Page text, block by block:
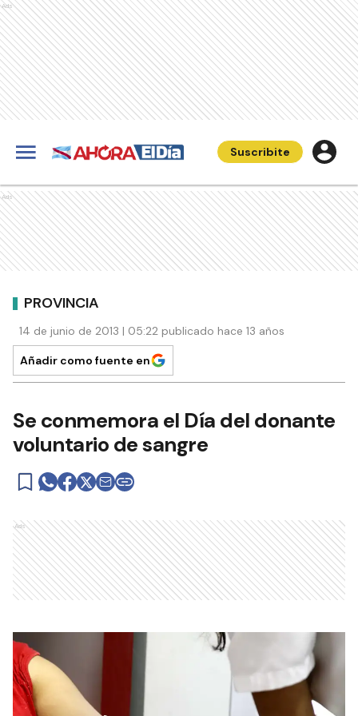
Ads
Suscribite
Ads
PROVINCIA
14 de junio de 2013 | 05:22 publicado hace 13 años
Añadir como fuente en
Se conmemora el Día del donante
voluntario de sangre
Ads